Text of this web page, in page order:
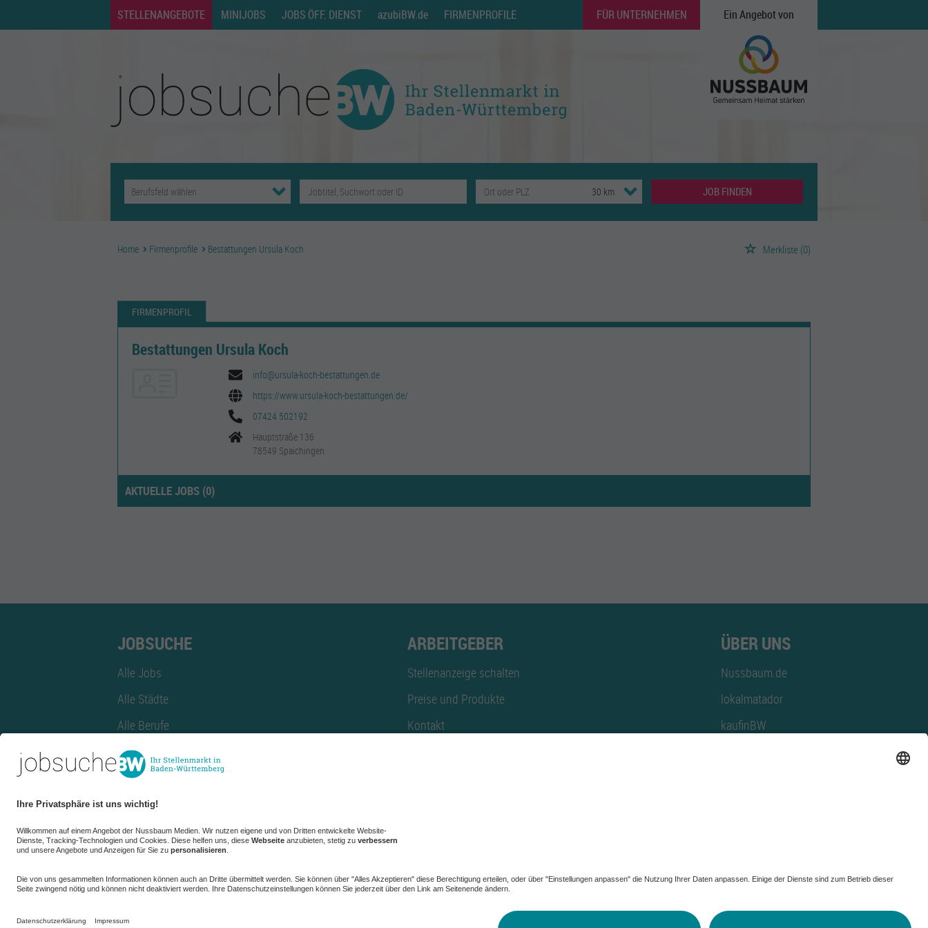
STELLENANGEBOTE MINIJOBS JOBS ÖFF. DIENST azubiBW.de FIRMENPROFILE FÜR UNTERNEHMEN Ein Angebot von
JOB FINDEN
Home Firmenprofile Bestattungen Ursula Koch Merkliste (0)
FIRMENPROFIL
Bestattungen Ursula Koch
info@ursula-koch-bestattungen.de
https://www.ursula-koch-bestattungen.de/
07424 502192
Hauptstraße 136
78549 Spaichingen
AKTUELLE JOBS (0)
JOBSUCHE
Alle Jobs
Alle Städte
Alle Berufe
Alle Berufe nach Stadt
Alle Tätigkeitsbereiche
Alle Tätigkeitsbereiche nach Stadt
azubiBW.de
Minijobs
Firmenprofil
ARBEITGEBER
Stellenanzeige schalten
Preise und Produkte
Kontakt
ÜBER UNS
Nussbaum.de
lokalmatador
kaufinBW